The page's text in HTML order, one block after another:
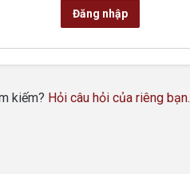
Đăng nhập
kiếm? Hỏi câu hỏi của riêng bạn.